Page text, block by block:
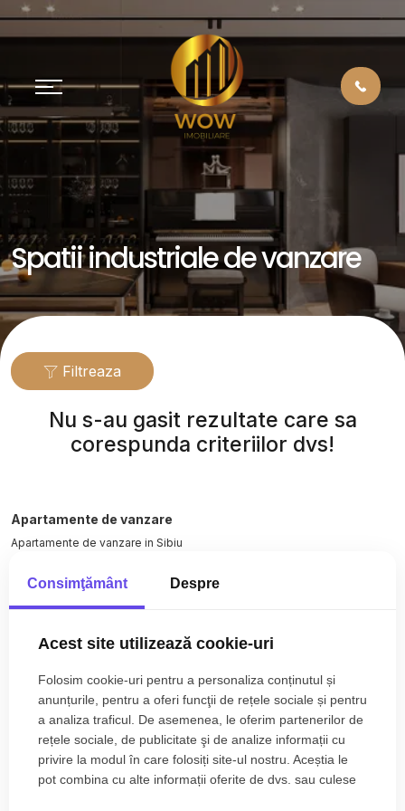
Spatii industriale de vanzare
Filtreaza
Nu s-au gasit rezultate care sa
corespunda criteriilor dvs!
Apartamente de vanzare
Apartamente de vanzare in Sibiu
Apartamente de vanzare in Sibiu Calea Surii Mici
Apartamente de vanzare in Sibiu Sub Arini
Apartamente de vanzare in Sibiu Strand
Case de vanzare
Case de vanzare in Sibiu
Case de vanzare in Sibiu Selimbar
Case de vanzare in Sibiu Tiglari
Case de vanzare in Sibiu Tineretului
Case de vanzare in Sibiu Calea Cisnadiei - Arhitectilor
Consimţământ Despre
Acest site utilizează cookie-uri
Folosim cookie-uri pentru a personaliza conținutul și
anunțurile, pentru a oferi funcţii de rețele sociale și pentru
a analiza traficul. De asemenea, le oferim partenerilor de
rețele sociale, de publicitate şi de analize informații cu
privire la modul în care folosiți site-ul nostru. Aceștia le
pot combina cu alte informații oferite de dvs. sau culese